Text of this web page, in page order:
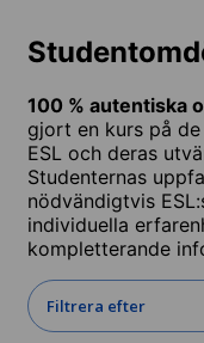
100 % autentiska
gjort en kurs på
ESL och deras
Studenternas
nödvändigtvis
individuella
kompletterande
Filtrera efter